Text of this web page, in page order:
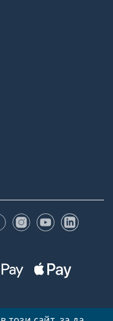
FacebookInstagram
YouTube